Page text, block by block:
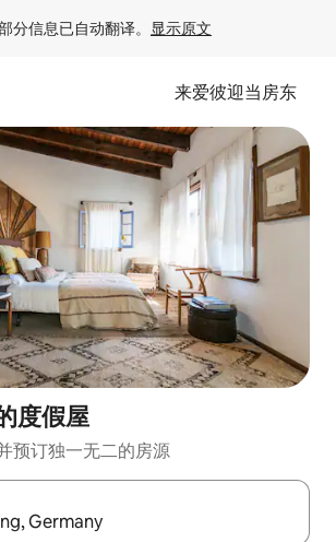
分信息已自动翻译。 显示原文
来爱彼迎当房东
度假屋
预订独一无二的房源
使用上下方向键查看，或通过点击或滑动手势